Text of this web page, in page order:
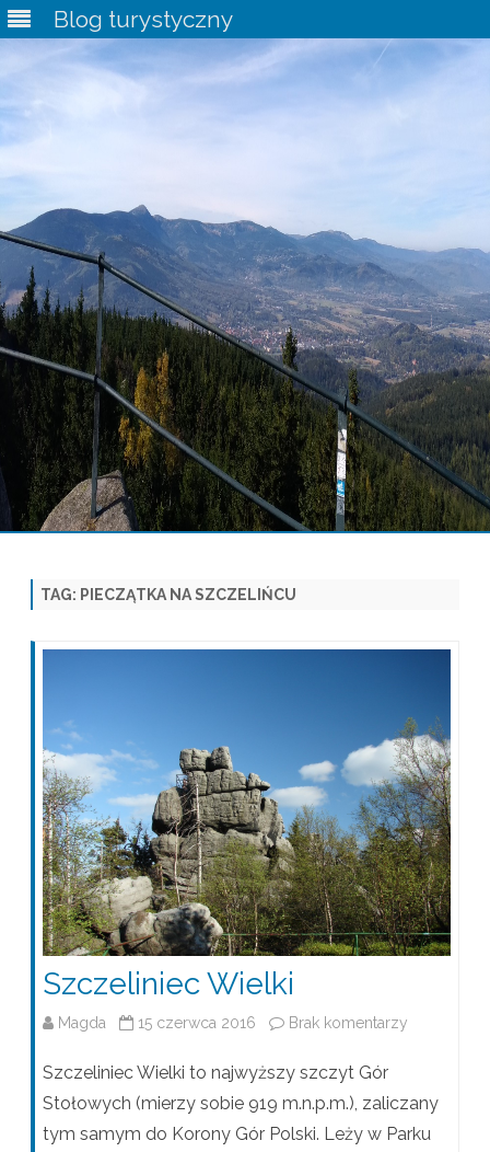
Blog turystyczny
TAG: PIECZĄTKA NA SZCZELIŃCU
Szczeliniec Wielki
Magda 15 czerwca 2016 Brak komentarzy
S
z
Szczeliniec Wielki to najwyższy szczyt Gór
Stołowych (mierzy sobie 919 m.n.p.m.), zaliczany
tym samym do Korony Gór Polski. Leży w Parku